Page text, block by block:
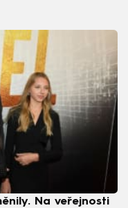
Na veřejnosti